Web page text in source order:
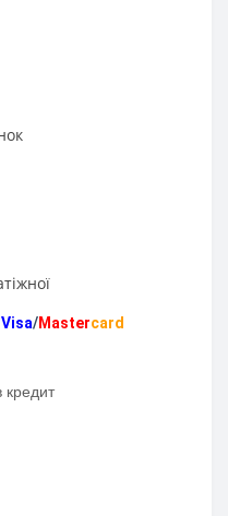
Visa/Mastercard